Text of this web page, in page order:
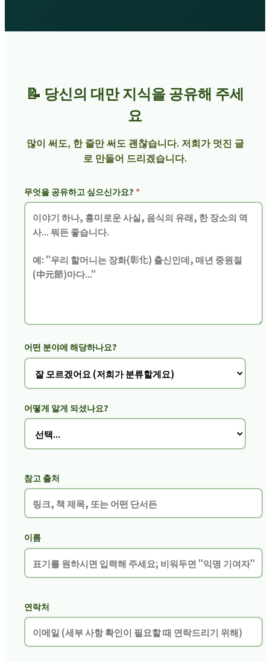
📝 당신의 대만 지식을 공유해 주세
요
많이 써도, 한 줄만 써도 괜찮습니다. 저희가 멋진 글
로 만들어 드리겠습니다.
무엇을 공유하고 싶으신가요? *
어떤 분야에 해당하나요?
어떻게 알게 되셨나요?
참고 출처
이름
연락처